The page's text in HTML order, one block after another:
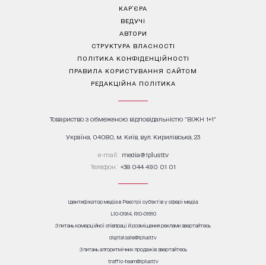
КАР’ЄРА
ВЕДУЧІ
АВТОРИ
СТРУКТУРА ВЛАСНОСТІ
ПОЛІТИКА КОНФІДЕНЦІЙНОСТІ
ПРАВИЛА КОРИСТУВАННЯ САЙТОМ
РЕДАКЦІЙНА ПОЛІТИКА
Товариство з обмеженою відповідальністю "ВІЖН 1+1"
Україна, 04080, м. Київ, вул. Кирилівська, 23
е-mail: media@1plus1.tv
Телефон: +38 044 490 01 01
Ідентифікатор медіа в Реєстрі суб’єктів у сфері медіа:
L10-01914, R10-01810
З питань комерційної співпраці й розміщення реклами звертайтесь
digital.sale@1plus1.tv
З питань алгоритмічних продажів звертайтесь
traffic-team@1plus1.tv